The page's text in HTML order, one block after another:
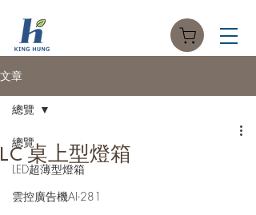
文章
總覽
LED超薄型燈箱
雲控廣告機AI-281
總覽
LC 桌上型燈箱